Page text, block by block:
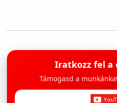
Iratkozz fel a
Támogasd a